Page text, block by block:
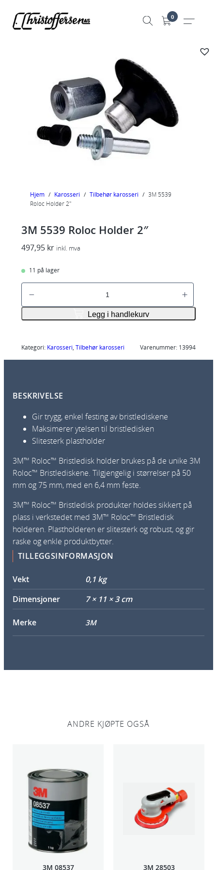
0
Hjem / Karosseri / Tilbehør karosseri / 3M 5539
Roloc Holder 2″
3M 5539 Roloc Holder 2″
497,95 kr inkl. mva
11 på lager
3
9
R
o
H
o
d
e
r
"
a
n
t
a
l
Legg i handlekurv
Kategori: Karosseri, Tilbehør karosseri Varenummer: 13994
BESKRIVELSE
Gir trygg, enkel festing av bristlediskene
Maksimerer ytelsen til bristledisken
Slitesterk plastholder
3M™ Roloc™ Bristledisk holder brukes på de unike 3M
Roloc™ Bristlediskene. Tilgjengelig i størrelser på 50
mm og 75 mm, med en 6,4 mm feste.
3M™ Roloc™ Bristledisk produkter holdes sikkert på
plass i verkstedet med 3M™ Roloc™ Bristledisk
holderen. Plastholderen er slitesterk og robust, og gir
raske og enkle produktbytter.
TILLEGGSINFORMASJON
Vekt
0,1 kg
Dimensjoner
7 × 11 × 3 cm
Merke 3M
ANDRE KJØPTE OGSÅ
3M 08537 3M 28503